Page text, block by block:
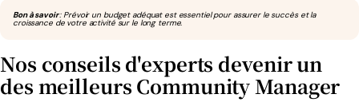
Bon à savoir: Prévoir un budget adéquat est essentiel pour assurer le succès et la
croissance de votre activité sur le long terme.
Nos conseils d'experts devenir un
des meilleurs Community Manager